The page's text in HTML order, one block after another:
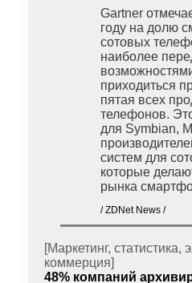
Gartner
году на долю
сотовых
наиболее
приходиться
пятая всех
телефонов.
для Symbian,
систем для
которые
рынка
/ ZDNet News /
[Маркетинг, статистика,
коммерция]
48% компаний